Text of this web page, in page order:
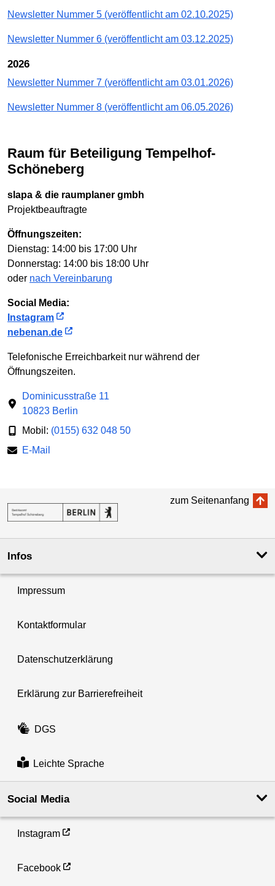
Newsletter Nummer 5 (veröffentlicht am 02.10.2025)
Newsletter Nummer 6 (veröffentlicht am 03.12.2025)
2026
Newsletter Nummer 7 (veröffentlicht am 03.01.2026)
Newsletter Nummer 8 (veröffentlicht am 06.05.2026)
Raum für Beteiligung Tempelhof-
Schöneberg
slapa & die raumplaner gmbh
Projektbeauftragte
Öffnungszeiten:
Dienstag: 14:00 bis 17:00 Uhr
Donnerstag: 14:00 bis 18:00 Uhr
oder nach Vereinbarung
Social Media:
Instagram
nebenan.de
Telefonische Erreichbarkeit nur während der
Öffnungszeiten.
Dominicusstraße 11
10823 Berlin
Mobil: (0155) 632 048 50
E-Mail
zum Seitenanfang
Infos
Impressum
Kontaktformular
Datenschutzerklärung
Erklärung zur Barrierefreiheit
DGS
Leichte Sprache
Social Media
Instagram
Facebook